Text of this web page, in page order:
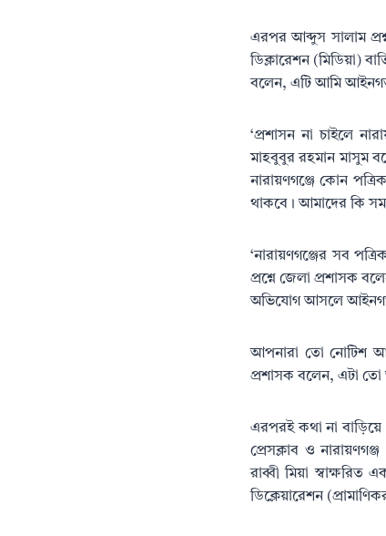
এরপর আব্দুস সালাম
ডিক্লারেশন (মিডিয়া)
বলেন, এটি আমি
‘প্রশাসন না চাইলে
মাহবুবুর রহমান মাসুম
নারায়ণগঞ্জে কোন
থাকবে। আমাদের কি
‘নারায়ণগঞ্জের সব
প্রশ্নে জেলা প্রশাসক
অভিযোগ আসলে আইনগত
আপনারা তো নোটিশ
প্রশাসক বলেন, এটা তো
এরপরই কথা না বাড়িয়ে
প্রেসক্লাব ও
রাব্বী মিয়া স্বাক্ষরিত
ডিক্লেয়ারেশন